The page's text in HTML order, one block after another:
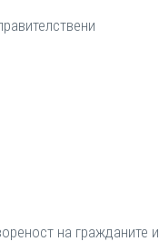
на гражданите и